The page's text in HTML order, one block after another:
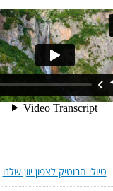
טיולי הבוטיק לצפון יוון שלנו